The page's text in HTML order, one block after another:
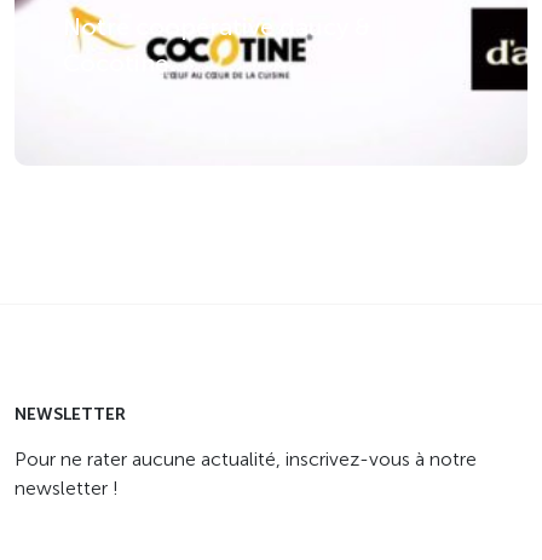
Notre coopérative daucy &
Cocotine
NEWSLETTER
Pour ne rater aucune actualité, inscrivez-vous à notre
newsletter !